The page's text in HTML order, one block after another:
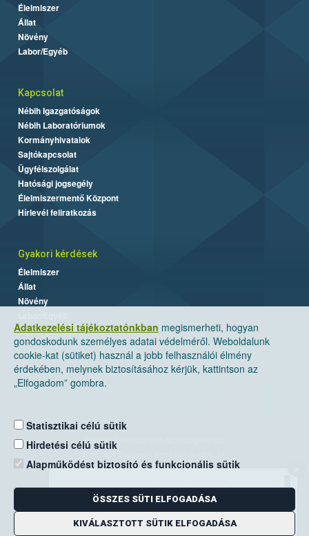
Adatkezelési tájékoztatónkban megismerheti, hogyan
gondoskodunk személyes adatai védelméről. Weboldalunk
cookie-kat (sütiket) használ a jobb felhasználói élmény
érdekében, melynek biztosításához kérjük, kattintson az
„Elfogadom” gombra.
Statisztikai célú sütik
Hirdetési célú sütik
Alapműködést biztosító és funkcionális sütik
ÖSSZES SÜTI ELFOGADÁSA
KIVÁLASZTOTT SÜTIK ELFOGADÁSA
Élelmiszer
Állat
Növény
Labor/Egyéb
Kapcsolat
Nébih Igazgatóságok
Nébih Laboratóriumok
Kormányhivatalok
Sajtókapcsolat
Ügyfélszolgálat
Hatósági jogsegély
Élelmiszermentő Központ
Hírlevél feliratkozás
Gyakori kérdések
Élelmiszer
Állat
Növény
Nemzeti Élelmiszerlánc-biztonsági Hivatal
Levelezési cím: 1525 Budapest. Pf. 30.
E-mail:ugyfelszolgalat@nebih.gov.hu
Zöld szám: 06-80/263-244
Telefon: 06-1/ 336-9000